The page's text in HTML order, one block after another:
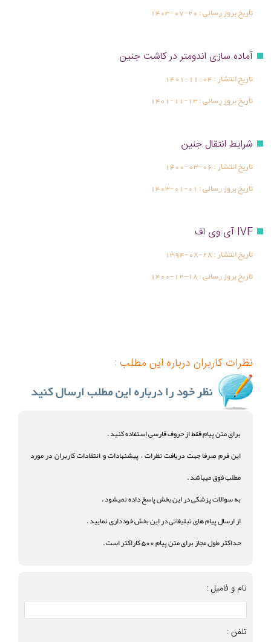
تاریخ بروز رسانی :1403-07-20
آماده سازی اندومتر در کاشت جنین
تاریخ انتشار :1401-11-04
تاریخ بروز رسانی :1401-11-13
شرایط انتقال جنین
تاریخ انتشار :1400-03-06
تاریخ بروز رسانی : 1403-01-01
IVF آی وی اف
تاریخ انتشار :1394-08-28
تاریخ بروز رسانی :1400-12-18
نظرات کاربران درباره این مطلب :
برای متن پیام فقط از حروف فارسی استفاده کنید .
این فرم صرفا جهت دریافت نظرات ، پیشنهادات و انتقادات کاربران در مورد
مطلب فوق میباشد .
به سوالات پزشکی در این بخش پاسخ داده نمیشود .
از ارسال پیام های تبلیغاتی در این بخش خودداری نمایید .
حداکثر طول مجاز برای متن پیام 500 کاراکتر است .
نام و فامیل :
تلفن :